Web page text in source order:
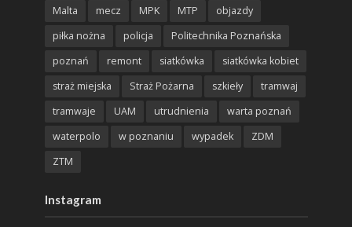
Malta
mecz MPK MTP
objazdy
piłka nożna
policja
Politechnika Poznańska
poznań
remont siatkówka
siatkówka kobiet
straż miejska
Straż Pożarna szkieły
tramwaj
tramwaje
UAM utrudnienia
warta poznań
waterpolo
w poznaniu wypadek
ZDM
ZTM
Instagram